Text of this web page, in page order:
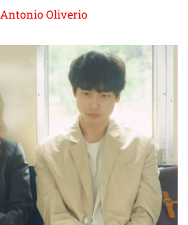
Antonio Oliverio